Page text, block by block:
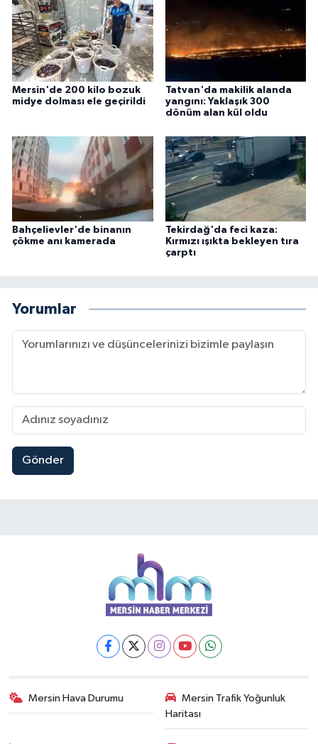
Mersin'de 200 kilo bozuk
midye dolması ele geçirildi
Tatvan'da makilik alanda
yangını: Yaklaşık 300
dönüm alan kül oldu
Bahçelievler'de binanın
çökme anı kamerada
Tekirdağ'da feci kaza:
Kırmızı ışıkta bekleyen tıra
çarptı
Yorumlar
Gönder
Mersin Hava Durumu
Mersin Trafik Yoğunluk
Haritası